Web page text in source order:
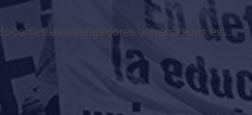
e investigadores universitarios es...